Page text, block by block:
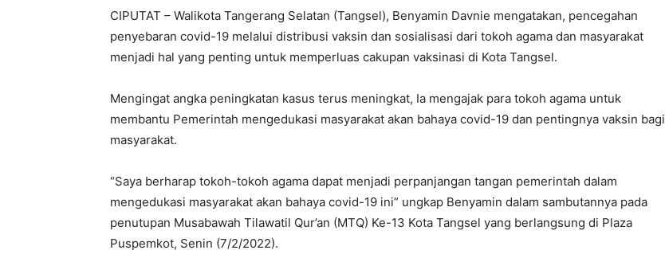
CIPUTAT – Walikota Tangerang Selatan (Tangsel), Benyamin Davnie mengatakan, pencegahan
penyebaran covid-19 melalui distribusi vaksin dan sosialisasi dari tokoh agama dan masyarakat
menjadi hal yang penting untuk memperluas cakupan vaksinasi di Kota Tangsel.
Mengingat angka peningkatan kasus terus meningkat, Ia mengajak para tokoh agama untuk
membantu Pemerintah mengedukasi masyarakat akan bahaya covid-19 dan pentingnya vaksin bagi
masyarakat.
“Saya berharap tokoh-tokoh agama dapat menjadi perpanjangan tangan pemerintah dalam
mengedukasi masyarakat akan bahaya covid-19 ini” ungkap Benyamin dalam sambutannya pada
penutupan Musabawah Tilawatil Qur’an (MTQ) Ke-13 Kota Tangsel yang berlangsung di Plaza
Puspemkot, Senin (7/2/2022).